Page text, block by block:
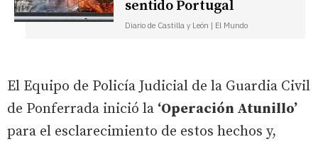
sentido Portugal
Diario de Castilla y León | El Mundo
El Equipo de Policía Judicial de la Guardia Civil
de Ponferrada inició la ‘Operación Atunillo’
para el esclarecimiento de estos hechos y,